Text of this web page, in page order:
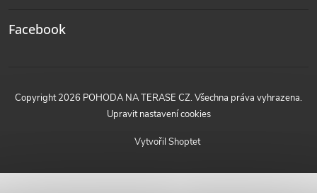
Facebook
Vytvořil Shoptet
Copyright 2026 POHODA NA TERASE CZ. Všechna práva vyhrazena.
Upravit nastavení cookies